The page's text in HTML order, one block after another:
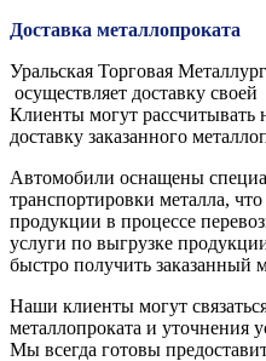
Доставка металлопроката
Уральская Торговая
осуществляет доставку
Клиенты могут
доставку заказанного
Автомобили оснащены
транспортировки металла,
продукции в процессе
услуги по выгрузке
быстро получить заказанный
Наши клиенты могут
металлопроката и уточнения
Мы всегда готовы